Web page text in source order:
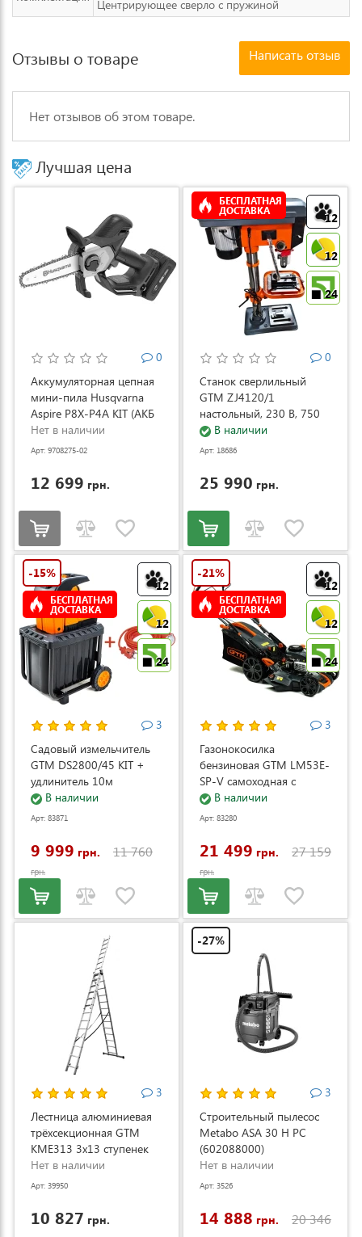
Центрирующее сверло с пружиной
Отзывы о товаре Написать отзыв
Нет отзывов об этом товаре.
Лучшая цена
0
Аккумуляторная цепная
мини-пила Husqvarna
Aspire P8X-P4A KIT (АКБ
и ЗУ) (9708275-02)
Нет в наличии
Арт: 9708275-02
12 699 грн.
12
12
24
БЕСПЛАТНАЯ
ДОСТАВКА
0
Станок сверлильный
GTM ZJ4120/1
настольный, 230 В, 750
Вт (ZJ4120/1)
В наличии
Арт: 18686
25 990 грн.
12
12
24
-15%
БЕСПЛАТНАЯ
ДОСТАВКА
3
Садовый измельчитель
GTM DS2800/45 KIT +
удлинитель 10м
(DS2800/45_KIT+ext.cord)
В наличии
Арт: 83871
9 999 грн. 11 760
грн.
12
12
24
-21%
БЕСПЛАТНАЯ
ДОСТАВКА
3
Газонокосилка
бензиновая GTM LM53E-
SP-V самоходная с
электростартером и
регулировкой скорости
В наличии
Арт: 83280
21 499 грн. 27 159
грн.
3
Лестница алюминиевая
трёхсекционная GTM
KME313 3x13 ступенек
3.53-8.93м (KME313)
Нет в наличии
Арт: 39950
10 827 грн.
-27%
3
Строительный пылесос
Metabo ASA 30 H PC
(602088000)
Нет в наличии
Арт: 3526
14 888 грн. 20 346